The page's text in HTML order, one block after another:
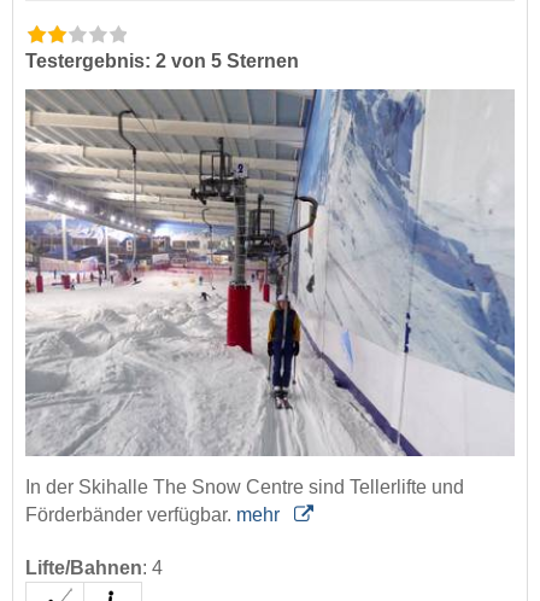
Testergebnis: 2 von 5 Sternen
In der Skihalle The Snow Centre sind Tellerlifte und
Förderbänder verfügbar. mehr
Lifte/Bahnen: 4